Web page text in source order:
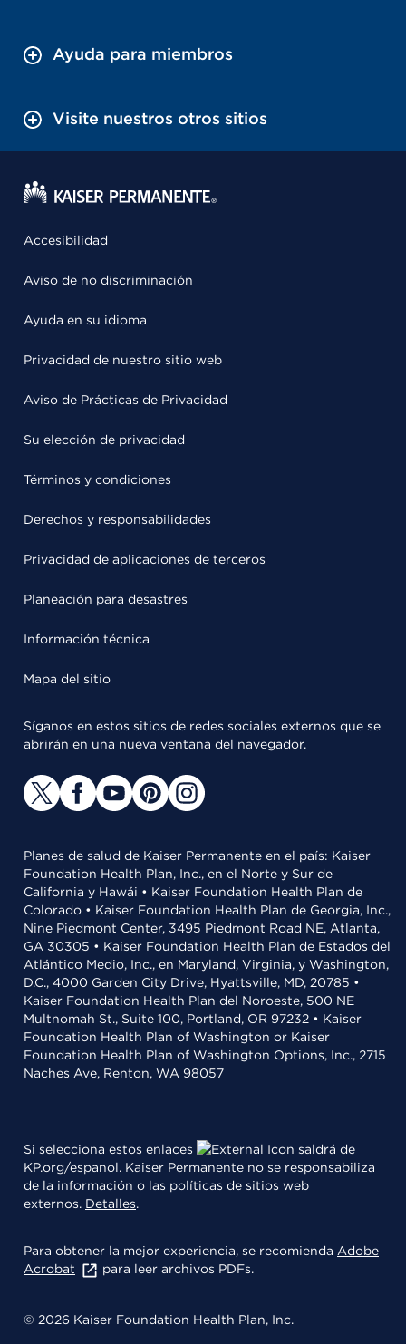
Ayuda para miembros
Visite nuestros otros sitios
Accesibilidad
Aviso de no discriminación
Ayuda en su idioma
Privacidad de nuestro sitio web
Aviso de Prácticas de Privacidad
Su elección de privacidad
Términos y condiciones
Derechos y responsabilidades
Privacidad de aplicaciones de terceros
Planeación para desastres
Información técnica
Mapa del sitio
Síganos en estos sitios de redes sociales externos que se
abrirán en una nueva ventana del navegador.
Planes de salud de Kaiser Permanente en el país: Kaiser
Foundation Health Plan, Inc., en el Norte y Sur de
California y Hawái • Kaiser Foundation Health Plan de
Colorado • Kaiser Foundation Health Plan de Georgia, Inc.,
Nine Piedmont Center, 3495 Piedmont Road NE, Atlanta,
GA 30305 • Kaiser Foundation Health Plan de Estados del
Atlántico Medio, Inc., en Maryland, Virginia, y Washington,
D.C., 4000 Garden City Drive, Hyattsville, MD, 20785 •
Kaiser Foundation Health Plan del Noroeste, 500 NE
Multnomah St., Suite 100, Portland, OR 97232 • Kaiser
Foundation Health Plan of Washington or Kaiser
Foundation Health Plan of Washington Options, Inc., 2715
Naches Ave, Renton, WA 98057
Si selecciona estos enlaces
saldrá de
KP.org/espanol. Kaiser Permanente no se responsabiliza
de la información o las políticas de sitios web
externos. Detalles.
Para obtener la mejor experiencia, se recomienda Adobe
Acrobat
para leer archivos PDFs.
© 2026 Kaiser Foundation Health Plan, Inc.